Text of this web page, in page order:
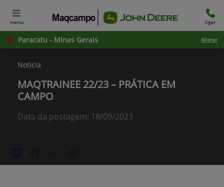
menu ligar
Paracatu - Minas Gerais Alterar
Noticia
MAQTRAINEE 22/23 – PRÁTICA EM
CAMPO
Data da postagem: 18/09/2023